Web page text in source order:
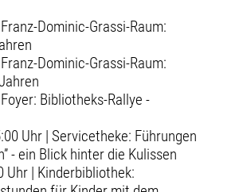
Dominic-Grassi-Raum:
Dominic-Grassi-Raum:
Bibliotheks-Rallye -
Uhr | Servicetheke: Führungen
- ein Blick hinter die Kulissen
Uhr | Kinderbibliothek: